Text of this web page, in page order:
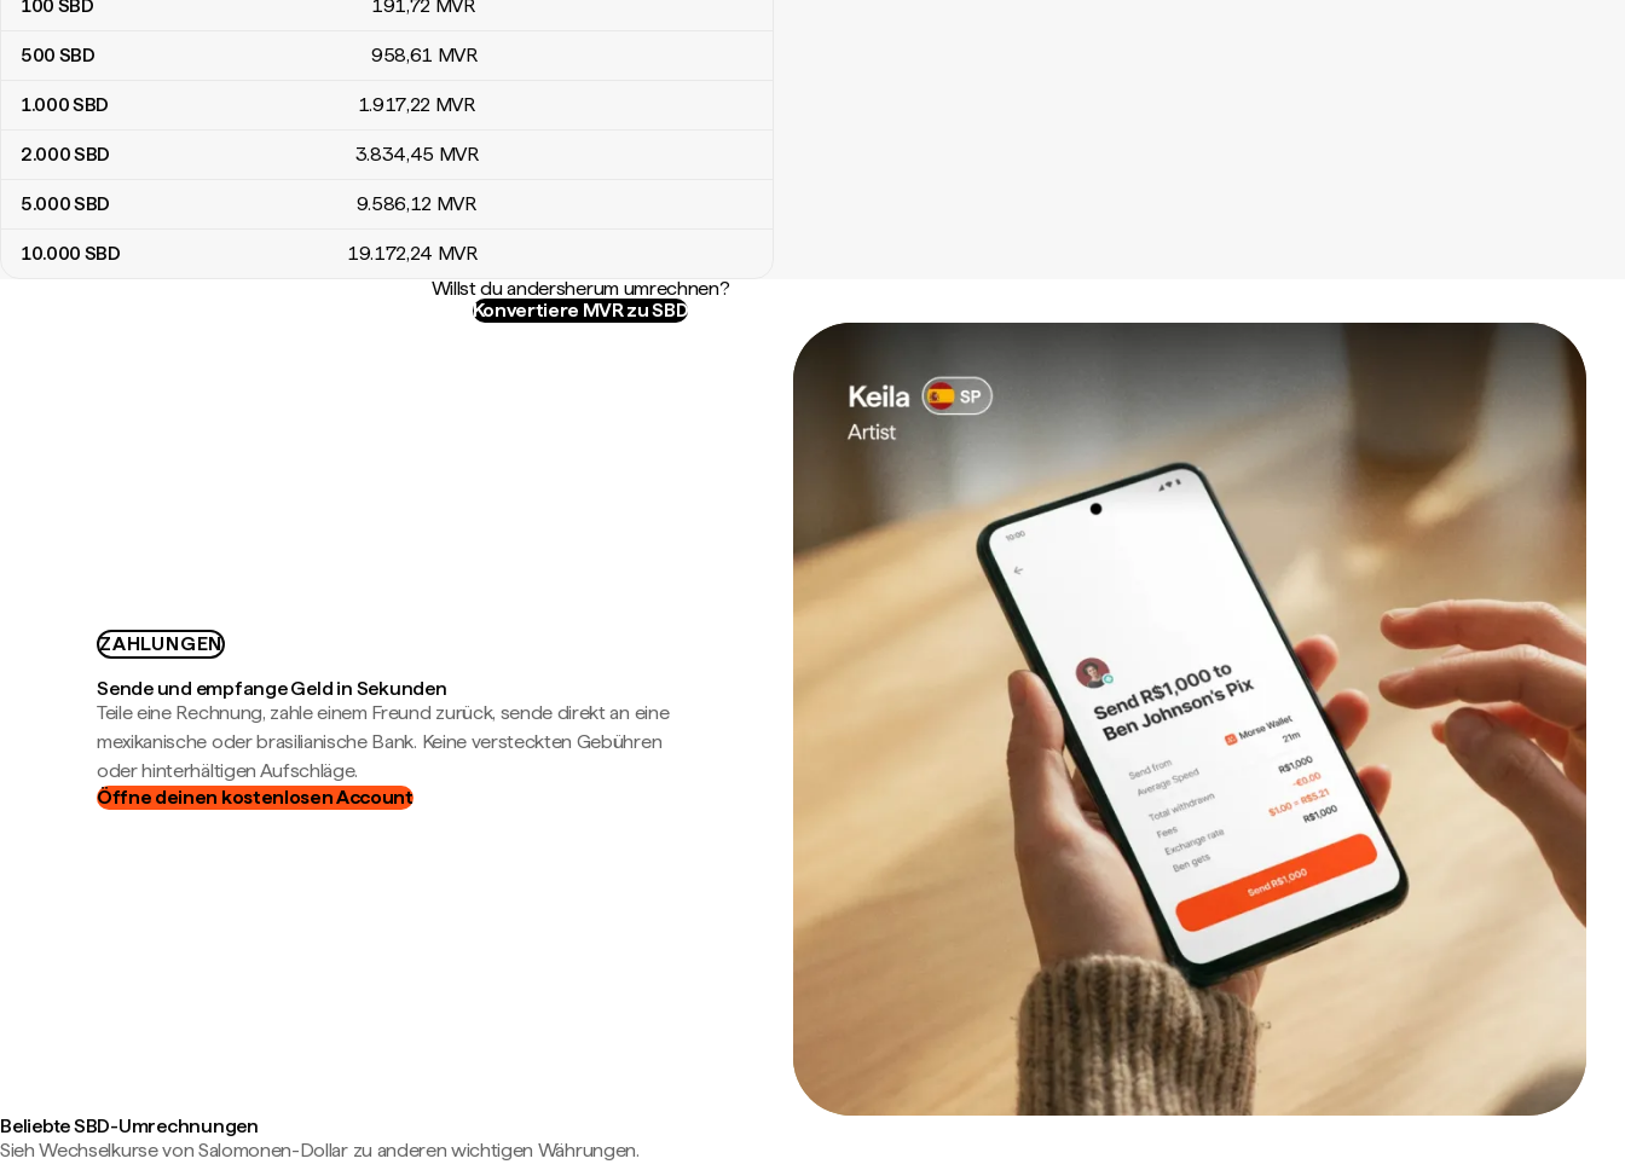
100 SBD 191,72 MVR
500 SBD 958,61 MVR
1.000SBD 1.917,22 MVR
2.000SBD 3.834,45 MVR
5.000SBD 9.586,12 MVR
10.000 SBD 19.172,24 MVR
Willst du andersherum umrechnen?
Konvertiere MVR zu SBD
ZAHLUNGEN
Sende und empfange Geld in Sekunden
Teile eine Rechnung, zahle einem Freund zurück, sende direkt an eine
mexikanische oder brasilianische Bank. Keine versteckten Gebühren
oder hinterhältigen Aufschläge.
Öffne deinen kostenlosen Account
Beliebte SBD-Umrechnungen
Sieh Wechselkurse von Salomonen-Dollar zu anderen wichtigen Währungen.